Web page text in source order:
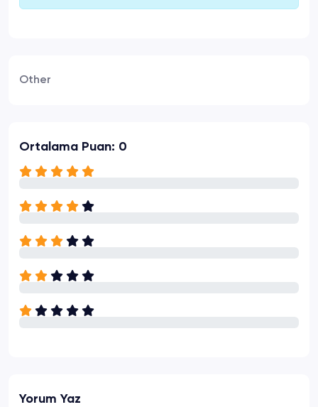
Other
Ortalama Puan: 0
Yorum Yaz